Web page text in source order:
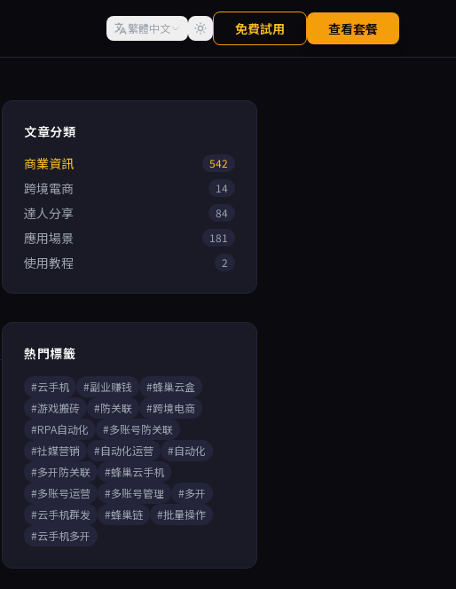
繁體中文 免費試用 查看套餐
文章分類
商業資訊
542
跨境電商 14
達人分享 84
應用場景 181
使用教程 2
熱門標籤
#云手机 #副业赚钱
#蜂巢云盒
#游戏搬砖
#防关联
#跨境电商
#RPA自动化
#多账号防关联
#社媒营销
#自动化运营
#自动化
#多开防关联
#蜂巢云手机
#多账号运营
#多账号管理
#多开
#云手机群发
#蜂巢链
#批量操作
#云手机多开